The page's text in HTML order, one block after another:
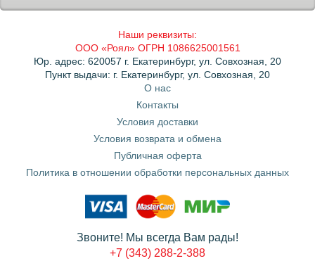
Наши реквизиты:
ООО «Роял» ОГРН 1086625001561
Юр. адрес: 620057 г. Екатеринбург, ул. Совхозная, 20
Пункт выдачи: г. Екатеринбург, ул. Совхозная, 20
О нас
Контакты
Условия доставки
Условия возврата и обмена
Публичная оферта
Политика в отношении обработки персональных данных
Звоните! Мы всегда Вам рады!
+7 (343) 288-2-388